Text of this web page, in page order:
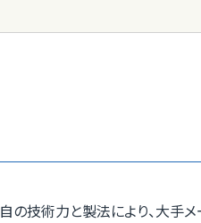
技術力と製法により、大手